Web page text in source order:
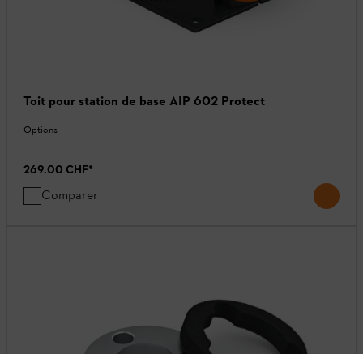
Toit pour station de base AIP 602 Protect
Options
269.00 CHF*
Comparer